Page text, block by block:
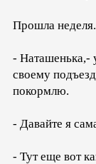
Прошла неделя.
- Наташенька,-
своему
покормлю.
- Давайте я
- Тут еще вот